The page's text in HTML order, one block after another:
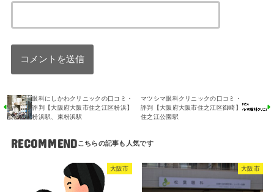
眼科にしかわクリニックの口コミ・
評判【大阪府大阪市住之江区粉浜】
粉浜駅、東粉浜駅
マツシマ眼科クリニックの口コミ・
評判【大阪府大阪市住之江区御崎】
住之江公園駅
RECOMMEND
大阪市 大阪市